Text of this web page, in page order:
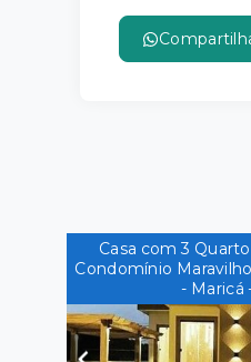
Casa com 3
Condomínio
- Maricá